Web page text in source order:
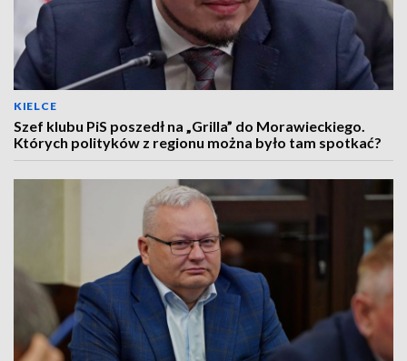
KIELCE
Szef klubu PiS poszedł na „Grilla” do Morawieckiego.
Których polityków z regionu można było tam spotkać?